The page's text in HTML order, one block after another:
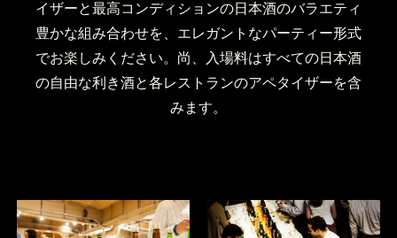
イザーと最高コンディションの日本酒のバラエティ
豊かな組み合わせを、エレガントなパーティー形式
でお楽しみください。尚、入場料はすべての日本酒
の自由な利き酒と各レストランのアペタイザーを含
みます。